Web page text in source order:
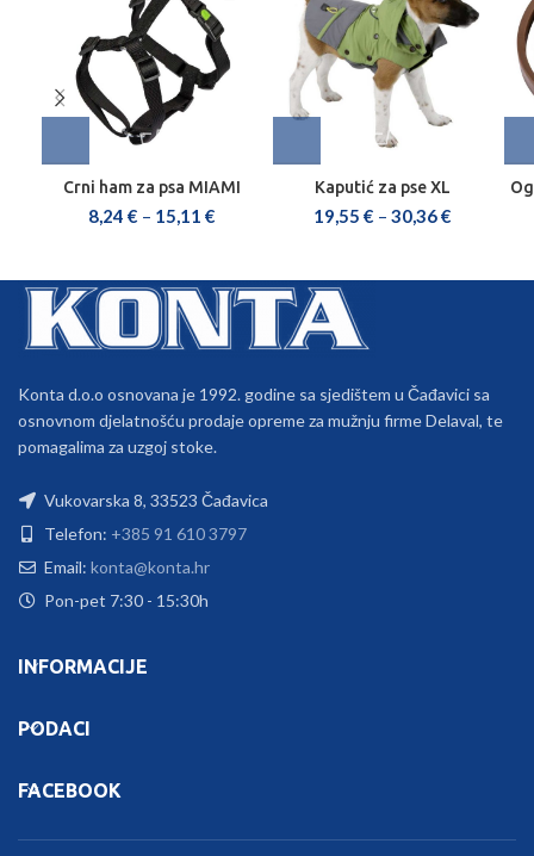
Crni ham za psa MIAMI
8,24 € – 15,11 €
Kaputić za pse XL
19,55 € – 30,36€
Konta d.o.o osnovana je 1992. godine sa sjedištem u Čađavici sa
osnovnom djelatnošću prodaje opreme za mužnju firme Delaval, te
pomagalima za uzgoj stoke.
Vukovarska 8, 33523 Čađavica
Telefon: +385 91 610 3797
Email: konta@konta.hr
Pon-pet 7:30 - 15:30h
INFORMACIJE
PODACI
FACEBOOK